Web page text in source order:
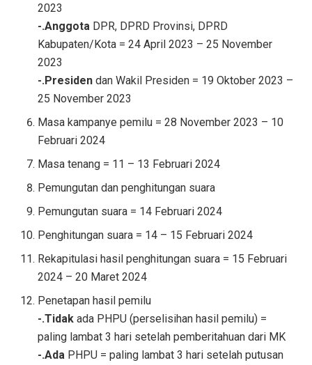
2023
-.Anggota DPR, DPRD Provinsi, DPRD
Kabupaten/Kota = 24 April 2023 – 25 November
2023
-.Presiden dan Wakil Presiden = 19 Oktober 2023 –
25 November 2023
Masa kampanye pemilu = 28 November 2023 – 10
Februari 2024
Masa tenang = 11 – 13 Februari 2024
Pemungutan dan penghitungan suara
Pemungutan suara = 14 Februari 2024
Penghitungan suara = 14 – 15 Februari 2024
Rekapitulasi hasil penghitungan suara = 15 Februari
2024 – 20 Maret 2024
Penetapan hasil pemilu
-.Tidak ada PHPU (perselisihan hasil pemilu) =
paling lambat 3 hari setelah pemberitahuan dari MK
-.Ada PHPU = paling lambat 3 hari setelah putusan